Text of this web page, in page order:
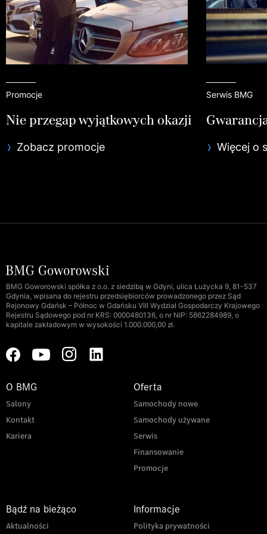
Promocje
Nie przegap wyjątkowych okazji
Zobacz promocje
Serwis BMG
Więcej o
BMG Goworowski spółka z o.o. z siedzibą w Gdyni, ulica Łużycka 9, 81-537
Gdynia, wpisana do rejestru przedsiębiorców prowadzonego przez Sąd
Rejonowy Gdańsk – Północ w Gdańsku VIII Wydział Gospodarczy Krajowego
Rejestru Sądowego pod nr KRS: 0000480136, o nr NIP: 5862284989, o
kapitale zakładowym w wysokości 1.000.000,00 zł.
O BMG
Salony
Kontakt
Kariera
Oferta
Samochody nowe
Samochody używane
Serwis
Finansowanie
Promocje
Bądź na bieżąco
Aktualności
Informacje
Polityka prywatności